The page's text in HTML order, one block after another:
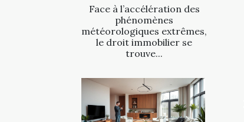
Face à l’accélération des
phénomènes
météorologiques extrêmes,
le droit immobilier se
trouve...